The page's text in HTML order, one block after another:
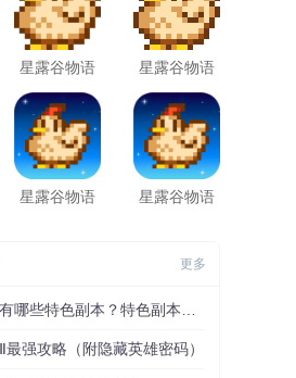
星露谷物语
数数美化版
中文版
星露谷物语
美化版中文
版免谷歌版
星露谷物语
星露谷物语
更多
最强攻略（附隐藏英雄密码）